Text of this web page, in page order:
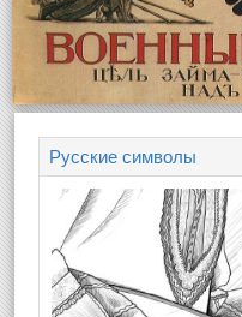
Русские символы